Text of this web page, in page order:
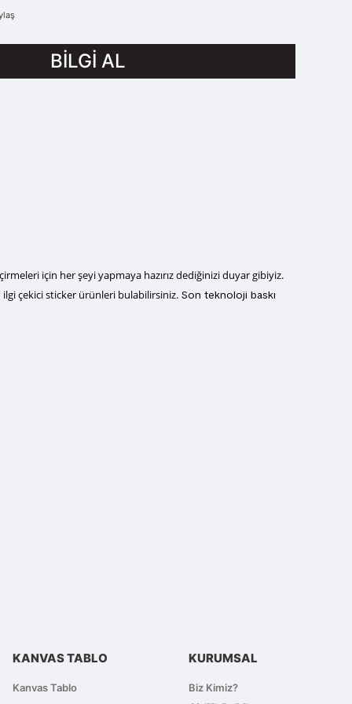
BİLGİ AL
için her şeyi yapmaya hazırız dediğinizi duyar gibiyiz.
ilgi çekici sticker ürünleri bulabilirsiniz. Son teknoloji baskı
KANVAS TABLO
Kanvas Tablo
KURUMSAL
Biz Kimiz?